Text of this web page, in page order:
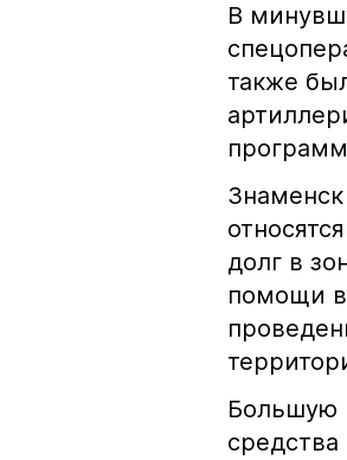
В
также
долг в
помощи
Большую